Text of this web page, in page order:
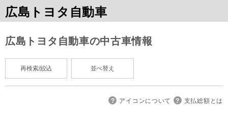
広島トヨタ自動車
広島トヨタ自動車の中古車情報
再検索/絞込 並べ替え
アイコンについて 支払総額とは